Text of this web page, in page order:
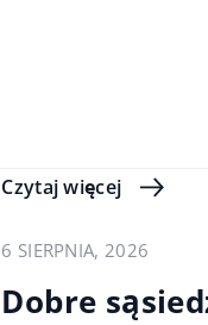
Czytaj więcej
Dobre
6 SIERPNIA, 2026